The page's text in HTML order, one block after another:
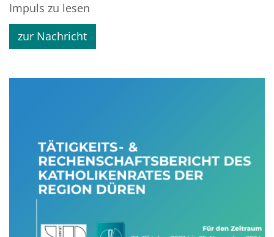
Impuls zu lesen
zur Nachricht